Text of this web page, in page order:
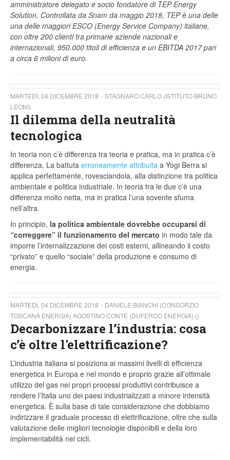
amministratore delegato e socio fondatore di TEP Energy
Solution. Controllata da Snam da maggio 2018, TEP è una delle
una delle maggiori ESCO (Energy Service Company) italiane,
con oltre 200 clienti tra primarie aziende nazionali e
internazionali, 950.000 titoli di efficienza e un EBITDA 2017 pari
a circa 6 milioni di euro.
MARTEDÌ, 04 DICEMBRE 2018
STAGNARO CARLO (ISTITUTO BRUNO
LEONI)
Il dilemma della neutralità
tecnologica
In teoria non c’è differenza tra teoria e pratica, ma in pratica c’è
differenza. La battuta erroneamente attribuita a Yogi Berra si
applica perfettamente, rovesciandola, alla distinzione tra politica
ambientale e politica industriale. In teoria tra le due c’è una
differenza molto netta, ma in pratica l’una sovente sfuma
nell’altra.
In principio, la politica ambientale dovrebbe occuparsi di
“correggere” il funzionamento del mercato in modo tale da
imporre l’internalizzazione dei costi esterni, allineando il costo
“privato” e quello “sociale” della produzione e consumo di
energia.
MARTEDÌ, 04 DICEMBRE 2018
DANIELE BIANCHI (CONSORZIO
TOSCANA ENERGIA) AGOSTINO CONTE (DUFERCO ENERGIA) ()
Decarbonizzare l’industria: cosa
c’è oltre l'elettrificazione?
L’industria italiana si posiziona ai massimi livelli di efficienza
energetica in Europa e nel mondo e proprio grazie all’ottimale
utilizzo del gas nei propri processi produttivi contribuisce a
rendere l’Italia uno dei paesi industrializzati a minore intensità
energetica. È sulla base di tale considerazione che dobbiamo
indirizzare il graduale processo di elettrificazione, oltre che sulla
valutazione delle migliori tecnologie disponibili e della loro
implementabilità nei cicli.